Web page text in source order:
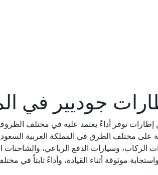
جوديير في
توفر أداءً يعتمد عليه في مختلف
على مختلف الطرق في المملكة العربية
وسيارات الدفع الرباعي، والشاحنات
موثوقة أثناء القيادة، وأداءً ثابتاً في